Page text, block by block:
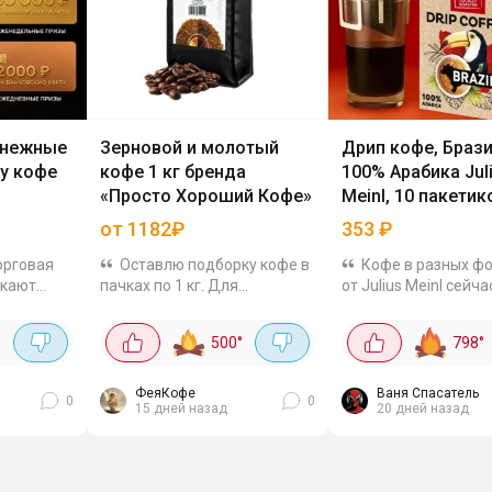
кофе
0
Зерновой и молотый
кофе 1 кг бренда
«Просто Хороший Кофе»
от 1182₽
Оставлю подборку кофе в
пачках по 1 кг. Для
применяйте промокод
D1TPYN4D Кофе в зернах:
Универсальная смесь
арабики и...
500°
ФеяКофе
15 дней назад
0
Дрип кофе,
100% Арабика
Meinl, 10
другие
353 ₽
Кофе в разных
от Julius Meinl
богатой историей,
предлагающий
любых способов
заваривания. Дрип
798°
Ваня Спасатель
20 дней назад